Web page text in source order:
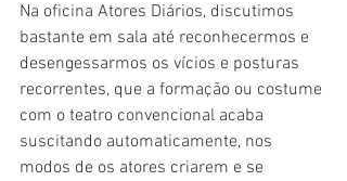
Na oficina Atores Diários, discutimos
bastante em sala até reconhecermos e
desengessarmos os vícios e posturas
recorrentes, que a formação ou costume
com o teatro convencional acaba
suscitando automaticamente, nos
modos de os atores criarem e se